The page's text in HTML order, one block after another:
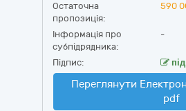
Остаточна
пропозиція:
590
Інформація про
субпідрядника:
-
Підпис:
Переглянути
pdf